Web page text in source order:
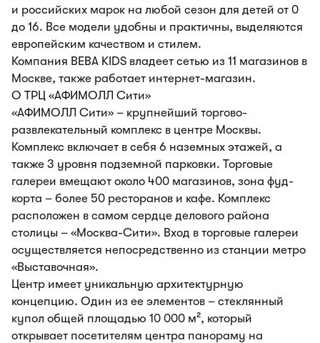
и российских марок на любой сезон для детей от 0
до 16. Все модели удобны и практичны, выделяются
европейским качеством и стилем.
Компания BEBA KIDS владеет сетью из 11 магазинов в
Москве, также работает интернет-магазин.
О ТРЦ «АФИМОЛЛ Сити»
«АФИМОЛЛ Сити» – крупнейший торгово-
развлекательный комплекс в центре Москвы.
Комплекс включает в себя 6 наземных этажей, а
также 3 уровня подземной парковки. Торговые
галереи вмещают около 400 магазинов, зона фуд-
корта – более 50 ресторанов и кафе. Комплекс
расположен в самом сердце делового района
столицы – «Москва-Сити». Вход в торговые галереи
осуществляется непосредственно из станции метро
«Выставочная».
Центр имеет уникальную архитектурную
концепцию. Один из ее элементов – стеклянный
купол общей площадью 10 000 м², который
открывает посетителям центра панораму на